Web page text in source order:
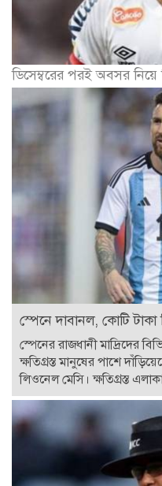
ডিসেম্বরের পরই অবসর নিয়ে
স্পেনে দাবানল, কোটি টাকা
স্পেনের রাজধানী মাদ্রিদের
ক্ষতিগ্রস্ত মানুষের পাশে
লিওনেল মেসি। ক্ষতিগ্রস্ত